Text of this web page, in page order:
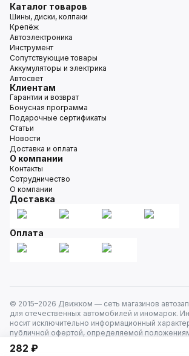
282 ₽
Каталог товаров
Шины, диски, колпаки
Крепёж
Автоэлектроника
Инструмент
Сопутствующие товары
Аккумуляторы и электрика
Автосвет
Клиентам
Гарантии и возврат
Бонусная программа
Подарочные сертификаты
Статьи
Новости
Доставка и оплата
О компании
Контакты
Сотрудничество
О компании
Доставка
Оплата
© 2015–2026 Движком — сеть магазинов
для отечественных автомобилей и иномарок.
носит исключительно информационный
публичной офертой, определяемой